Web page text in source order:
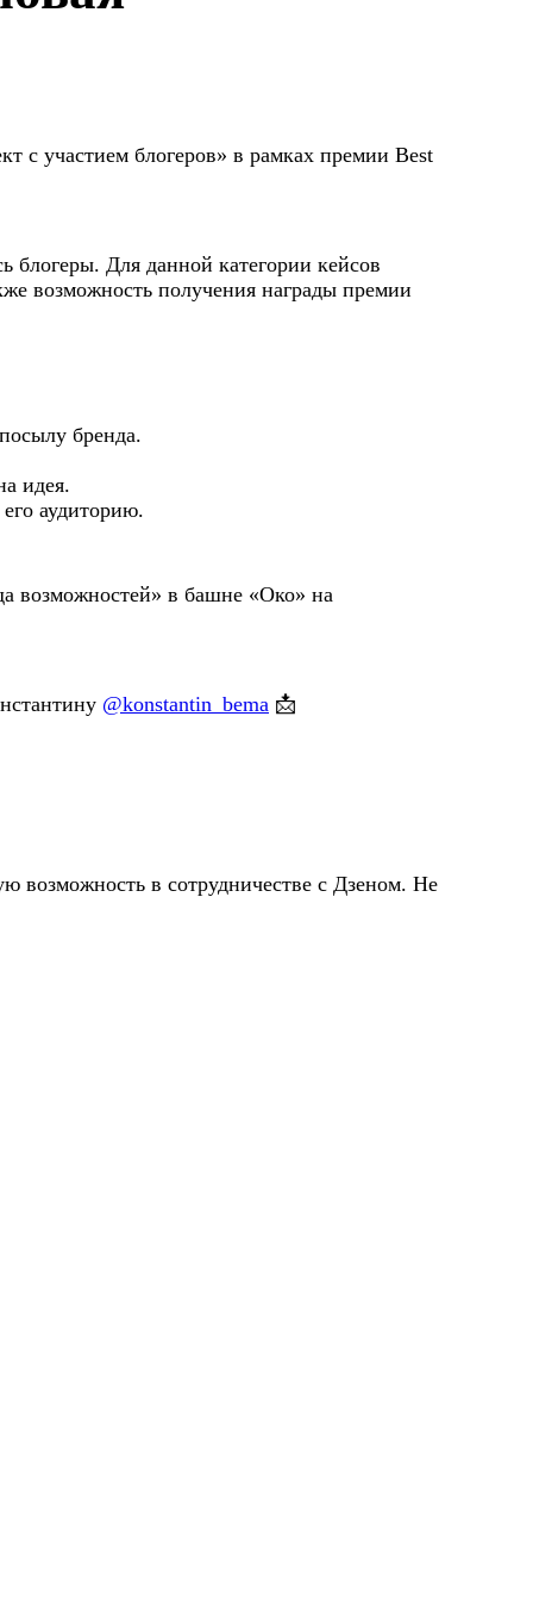
с участием блогеров» в рамках премии Best
блогеры. Для данной категории кейсов
возможность получения награды премии
бренда.
идея.
аудиторию.
возможностей» в башне «Око» на
@konstantin_bema 📩
возможность в сотрудничестве с Дзеном. Не